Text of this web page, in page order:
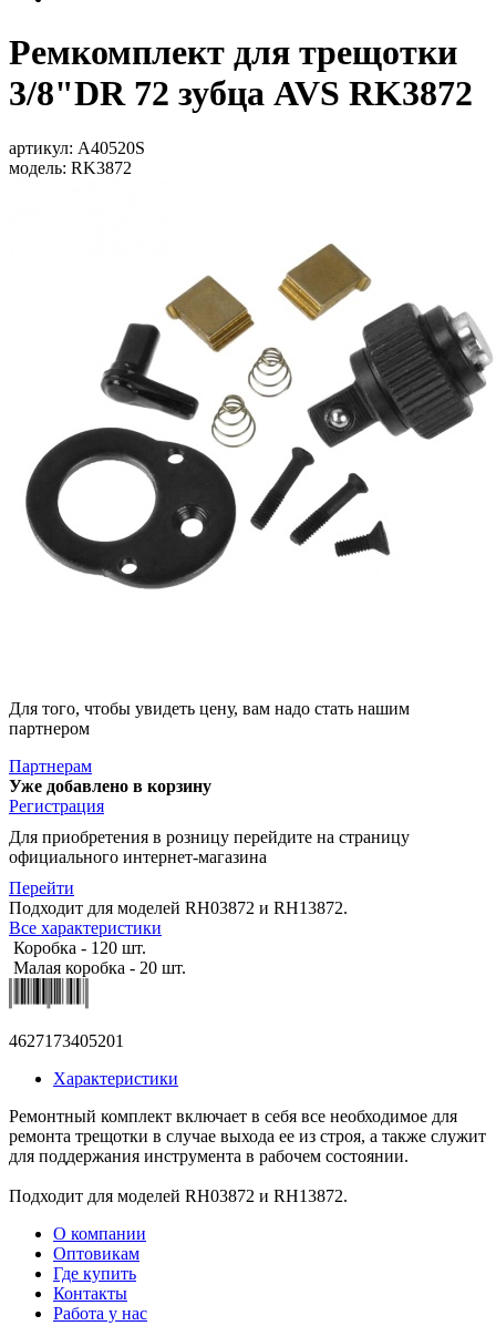
Ремкомплект для трещотки
3/8"DR 72 зубца AVS RK3872
артикул: A40520S
модель: RK3872
Для того, чтобы увидеть цену, вам надо стать нашим
партнером
Партнерам
Уже добавлено в корзину
Регистрация
Для приобретения в розницу перейдите на страницу
официального интернет-магазина
Перейти
Подходит для моделей RH03872 и RH13872.
Все характеристики
Коробка - 120 шт.
Малая коробка - 20 шт.
4627173405201
Характеристики
Ремонтный комплект включает в себя все необходимое для
ремонта трещотки в случае выхода ее из строя, а также служит
для поддержания инструмента в рабочем состоянии.
Подходит для моделей RH03872 и RH13872.
О компании
Оптовикам
Где купить
Контакты
Работа у нас